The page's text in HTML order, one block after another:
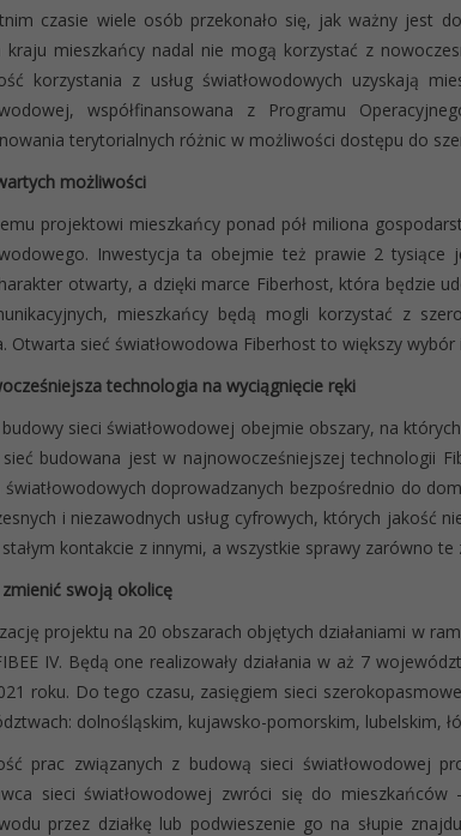
czasie wiele osób przekonało się, jak ważny jest
kraju mieszkańcy nadal nie mogą korzystać z
korzystania z usług światłowodowych uzyskają
współfinansowana z Programu
terytorialnych różnic w możliwości dostępu do
możliwości
projektowi mieszkańcy ponad pół miliona
Inwestycja ta obejmie też prawie 2 tysiące
otwarty, a dzięki marce Fiberhost, która będzie
mieszkańcy będą mogli korzystać z
Otwarta sieć światłowodowa Fiberhost to większy wybór
technologia na wyciągnięcie ręki
sieci światłowodowej obejmie obszary, na
budowana jest w najnowocześniejszej technologii
światłowodowych doprowadzanych bezpośrednio do
i niezawodnych usług cyfrowych, których jakość
kontakcie z innymi, a wszystkie sprawy zarówno
swoją okolicę
projektu na 20 obszarach objętych działaniami w
IV. Będą one realizowały działania w aż 7
roku. Do tego czasu, zasięgiem sieci
dolnośląskim, kujawsko-pomorskim, lubelskim,
prac związanych z budową sieci światłowodowej
sieci światłowodowej zwróci się do
przez działkę lub podwieszenie go na słupie